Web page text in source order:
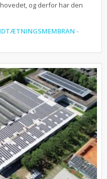
og derfor har den
-